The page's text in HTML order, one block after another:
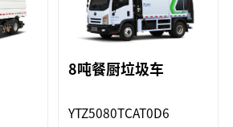
8吨餐厨垃圾车
YTZ5080TCAT0D6